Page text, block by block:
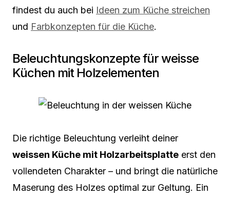
findest du auch bei Ideen zum Küche streichen
und Farbkonzepten für die Küche.
Beleuchtungskonzepte für weisse
Küchen mit Holzelementen
Die richtige Beleuchtung verleiht deiner
weissen Küche mit Holzarbeitsplatte erst den
vollendeten Charakter – und bringt die natürliche
Maserung des Holzes optimal zur Geltung. Ein